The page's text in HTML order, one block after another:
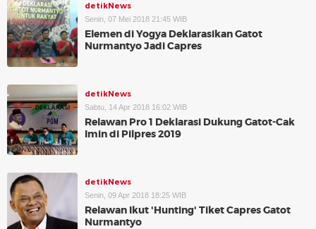
detikNews
Senin, 07 Mei 2018 21:45 WIB
Elemen di Yogya Deklarasikan Gatot
Nurmantyo Jadi Capres
detikNews
Sabtu, 14 Apr 2018 16:02 WIB
Relawan Pro 1 Deklarasi Dukung Gatot-Cak
Imin di Pilpres 2019
detikNews
Senin, 09 Apr 2018 18:25 WIB
Relawan Ikut 'Hunting' Tiket Capres Gatot
Nurmantyo